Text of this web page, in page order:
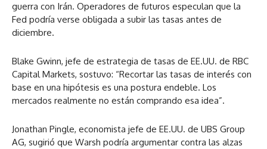
guerra con Irán. Operadores de futuros especulan que la
Fed podría verse obligada a subir las tasas antes de
diciembre.
Blake Gwinn, jefe de estrategia de tasas de EE.UU. de RBC
Capital Markets, sostuvo: “Recortar las tasas de interés con
base en una hipótesis es una postura endeble. Los
mercados realmente no están comprando esa idea”.
Jonathan Pingle, economista jefe de EE.UU. de UBS Group
AG, sugirió que Warsh podría argumentar contra las alzas